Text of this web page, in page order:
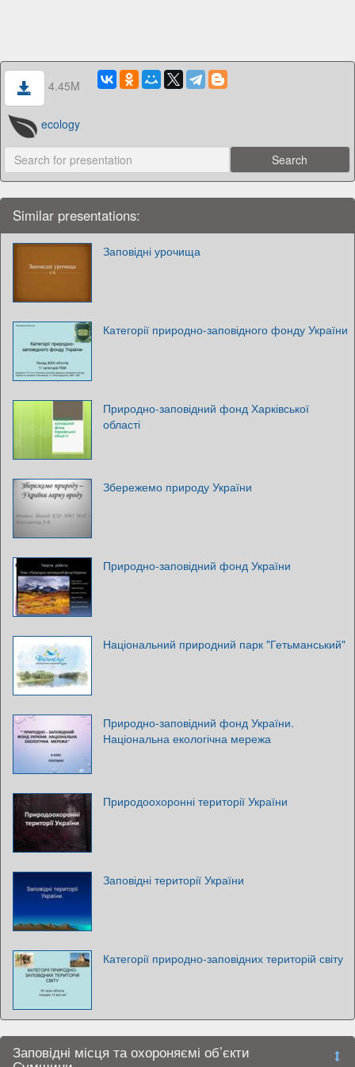
4.45M
ecology
Similar presentations:
Заповідні урочища
Категорії природно-заповідного фонду України
Природно-заповідний фонд Харківської
області
Збережемо природу України
Природно-заповідний фонд України
Національний природний парк "Гетьманський"
Природно-заповідний фонд України.
Національна екологічна мережа
Природоохоронні території України
Заповідні території України
Категорії природно-заповідних територій світу
Заповідні місця та охороняємі об’єкти